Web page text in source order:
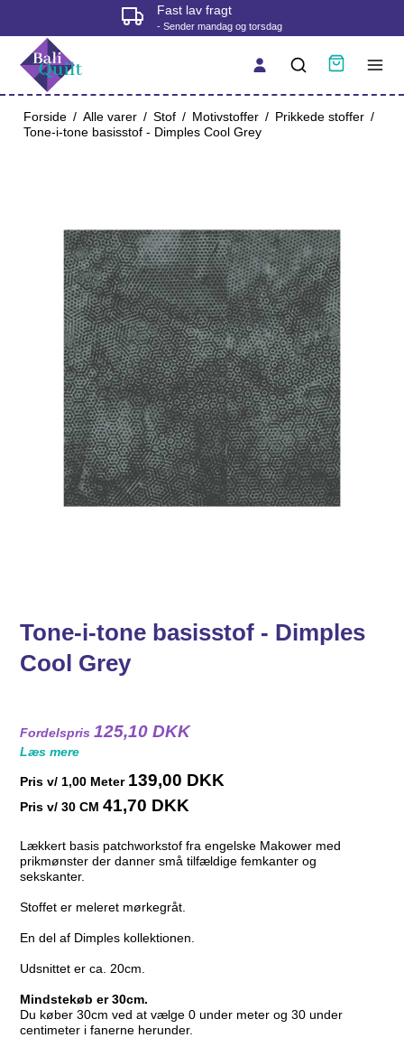
Fysisk butik i Korsør
- tjek åbningstider før du kommer
Forside / Alle varer / Stof / Motivstoffer / Prikkede stoffer /
Tone-i-tone basisstof - Dimples Cool Grey
Tone-i-tone basisstof - Dimples
Cool Grey
Fordelspris125,10 DKK
Læs mere
Pris v/ 1,00 Meter 139,00 DKK
Pris v/ 30 CM 41,70 DKK
Lækkert basis patchworkstof fra engelske Makower med
prikmønster der danner små tilfældige femkanter og
sekskanter.
Stoffet er meleret mørkegråt.
En del af Dimples kollektionen.
Udsnittet er ca. 20cm.
Mindstekøb er 30cm.
Du køber 30cm ved at vælge 0 under meter og 30 under
centimeter i fanerne herunder.